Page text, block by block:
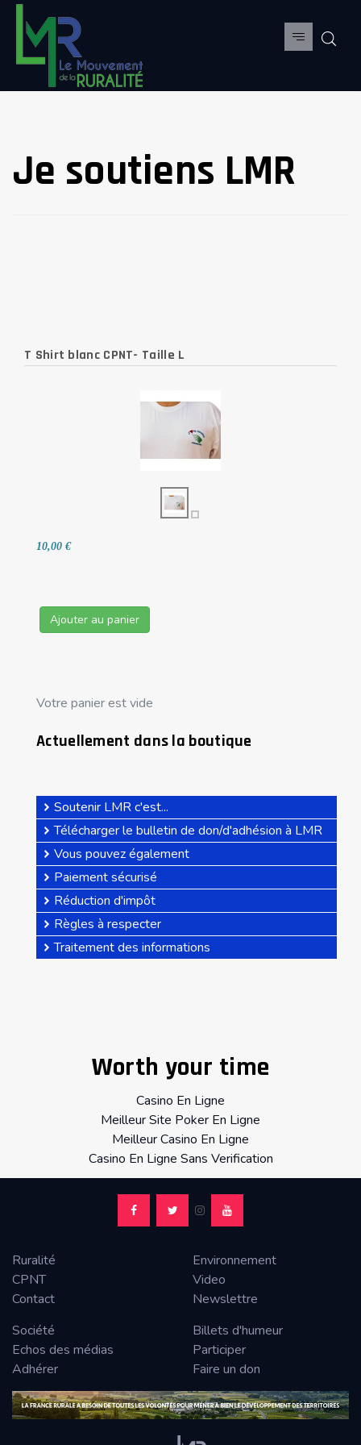
Je soutiens LMR
T Shirt blanc CPNT- Taille L
10,00 €
Ajouter au panier
Votre panier est vide
Actuellement dans la boutique
Soutenir LMR c'est...
Télécharger le bulletin de don/d'adhésion à LMR
Vous pouvez également
Paiement sécurisé
Réduction d'impôt
Règles à respecter
Traitement des informations
Worth your time
Casino En Ligne
Meilleur Site Poker En Ligne
Meilleur Casino En Ligne
Casino En Ligne Sans Verification
Ruralité
CPNT
Contact
Environnement
Video
Newslettre
Société
Echos des médias
Adhérer
Billets d'humeur
Participer
Faire un don